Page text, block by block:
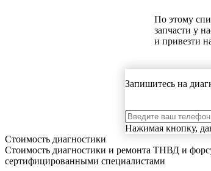
Запишитесь на
Нажимая кнопку,
По этому
запчасти у
и привезти
Стоимость диагностики
Стоимость диагностики и ремонта ТНВД и
сертифицированными специалистами